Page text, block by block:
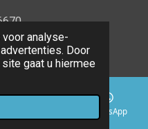
analyse-
Door
gaat u hiermee
WhatsApp